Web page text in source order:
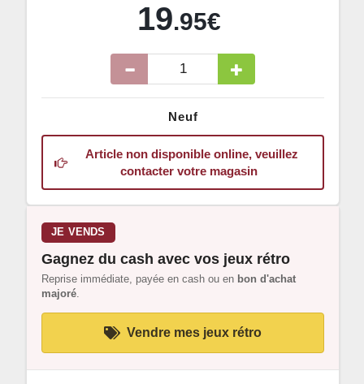
19.95€
Neuf
Article non disponible online, veuillez
contacter votre magasin
JE VENDS
Gagnez du cash avec vos jeux rétro
Reprise immédiate, payée en cash ou en bon d'achat
majoré.
Vendre mes jeux rétro